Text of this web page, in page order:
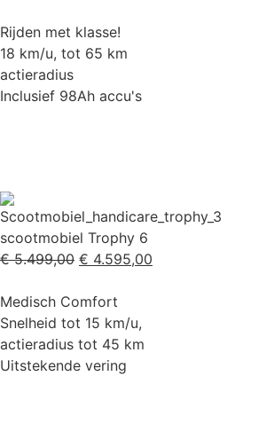
Rijden met klasse!
18 km/u, tot 65 km
actieradius
Inclusief 98Ah accu's
scootmobiel Trophy 6
€5.499,00 € 4.595,00
Medisch Comfort
Snelheid tot 15 km/u,
actieradius tot 45 km
Uitstekende vering